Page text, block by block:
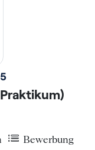
5
Bewerbung